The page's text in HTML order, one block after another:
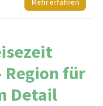
Mehr erfahren
für
Detail